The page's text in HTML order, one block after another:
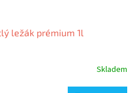
ležák prémium 1l
Skladem